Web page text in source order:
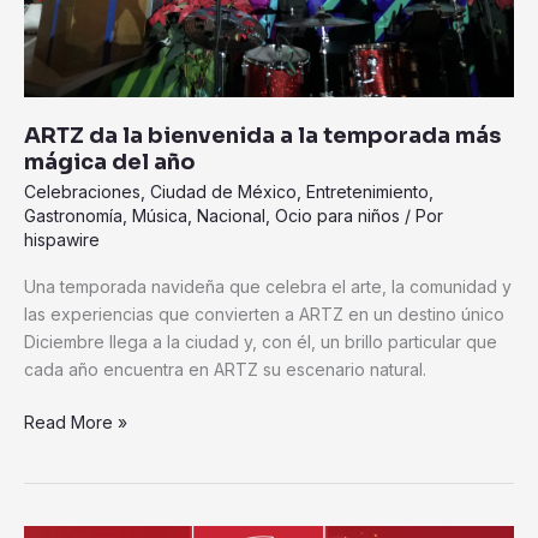
ARTZ da la bienvenida a la temporada más
mágica del año
Celebraciones Ciudad de México Entretenimiento
Gastronomía Música Nacional Ocio para niños / Por
hispawire
Una temporada navideña que celebra el arte, la comunidad y
las experiencias que convierten a ARTZ en un destino único
Diciembre llega a la ciudad y, con él, un brillo particular que
cada año encuentra en ARTZ su escenario natural.
Read More »